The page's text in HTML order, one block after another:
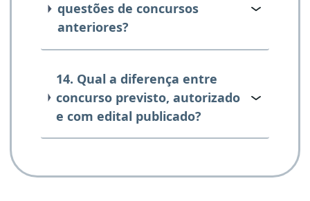
questões de concursos
anteriores?
14. Qual a diferença entre
concurso previsto, autorizado
e com edital publicado?